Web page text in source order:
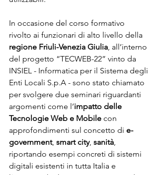
In occasione del corso formativo
rivolto ai funzionari di alto livello della
regione Friuli-Venezia Giulia , all’interno
del progetto “TECWEB-22” vinto da
INSIEL - Informatica per il Sistema degli
Enti Locali S.p.A - sono stato chiamato
per svolgere due seminari riguardanti
argomenti come l’impatto delle
Tecnologie Web e Mobile con
approfondimenti sul concetto di e-
government, smart city, sanità
riportando esempi concreti di sistemi
digitali esistenti in tutta Italia e